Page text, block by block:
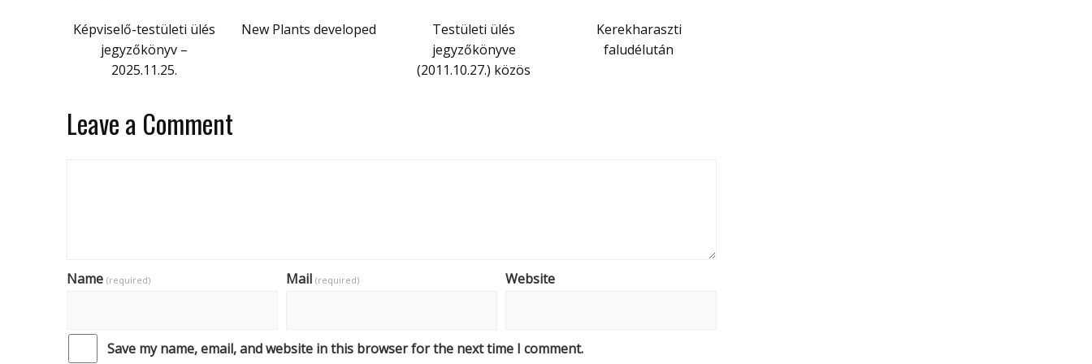
Képviselő-testületi ülés
jegyzőkönyv –
2025.11.25.
New Plants developed
Testületi ülés
jegyzőkönyve
(2011.10.27.) közös
Kerekharaszti
faludélután
Leave a Comment
Name (required) Mail (required) Website
Save my name, email, and website in this browser for the next time I comment.